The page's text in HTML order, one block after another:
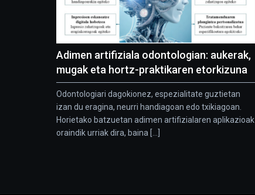
Adimen artifiziala odontologian: aukerak,
mugak eta hortz-praktikaren etorkizuna
Odontologiari dagokionez, espezialitate guztietan
izan du eragina, neurri handiagoan edo txikiagoan.
Horietako batzuetan adimen artifizialaren aplikazioak
oraindik urriak dira, baina [...]